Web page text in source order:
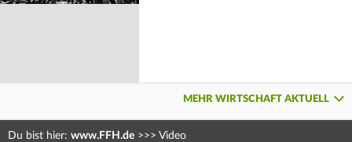
MEHR WIRTSCHAFT AKTUELL
Du bist hier: www.FFH.de >>> Video